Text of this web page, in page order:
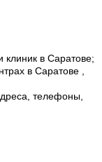
в Саратове;
в Саратове ,
телефоны,